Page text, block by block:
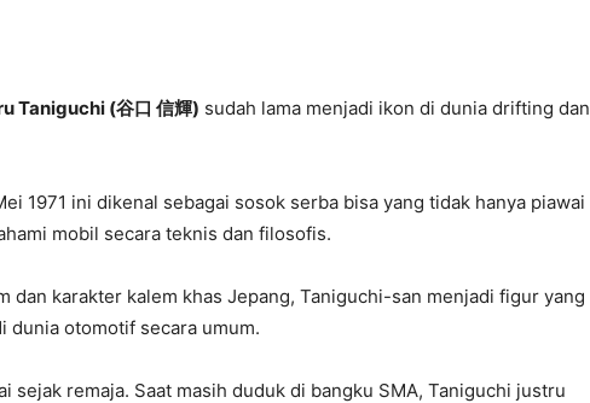
Taniguchi (谷口 信輝) sudah lama menjadi ikon di dunia drifting dan
1971 ini dikenal sebagai sosok serba bisa yang tidak hanya piawai
mobil secara teknis dan filosofis.
dan karakter kalem khas Jepang, Taniguchi-san menjadi figur yang
dunia otomotif secara umum.
sejak remaja. Saat masih duduk di bangku SMA, Taniguchi justru